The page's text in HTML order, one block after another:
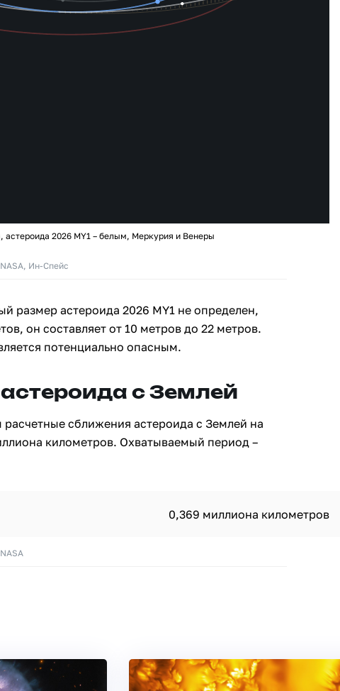
2026 MY1 – белым, Меркурия и Венеры
Ин-Спейс
размер астероида 2026 MY1 не определен,
он составляет от 10 метров до 22 метров.
потенциально опасным.
с Землей
расчетные сближения астероида с Землей на
километров. Охватываемый период –
0,369 миллиона километров